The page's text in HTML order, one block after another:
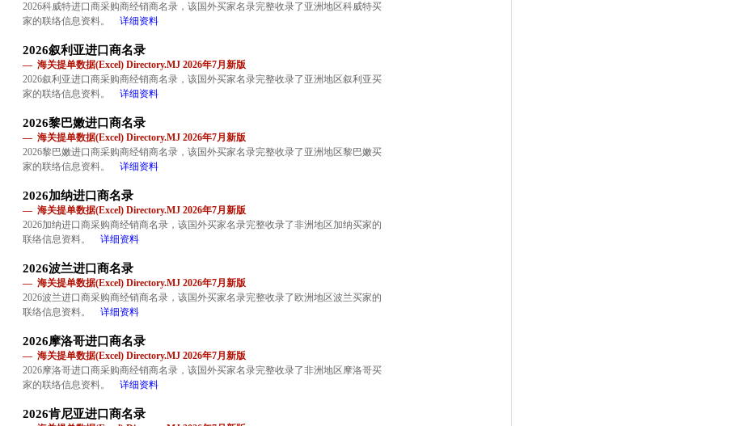
2026科威特进口商采购商经销商名录，该国外买家名录完整收录了亚洲地区科威特买
家的联络信息资料。
详细资料
2026叙利亚进口商名录
— 海关提单数据(Excel) Directory.MJ 2026年7月新版
2026叙利亚进口商采购商经销商名录，该国外买家名录完整收录了亚洲地区叙利亚买
家的联络信息资料。
详细资料
2026黎巴嫩进口商名录
— 海关提单数据(Excel) Directory.MJ 2026年7月新版
2026黎巴嫩进口商采购商经销商名录，该国外买家名录完整收录了亚洲地区黎巴嫩买
家的联络信息资料。
详细资料
2026加纳进口商名录
— 海关提单数据(Excel) Directory.MJ 2026年7月新版
2026加纳进口商采购商经销商名录，该国外买家名录完整收录了非洲地区加纳买家的
联络信息资料。
详细资料
2026波兰进口商名录
— 海关提单数据(Excel) Directory.MJ 2026年7月新版
2026波兰进口商采购商经销商名录，该国外买家名录完整收录了欧洲地区波兰买家的
联络信息资料。
详细资料
2026摩洛哥进口商名录
— 海关提单数据(Excel) Directory.MJ 2026年7月新版
2026摩洛哥进口商采购商经销商名录，该国外买家名录完整收录了非洲地区摩洛哥买
家的联络信息资料。
详细资料
2026肯尼亚进口商名录